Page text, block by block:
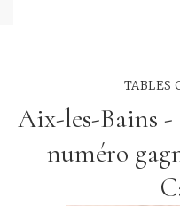
TABLES
Aix-les-Bains -
numéro